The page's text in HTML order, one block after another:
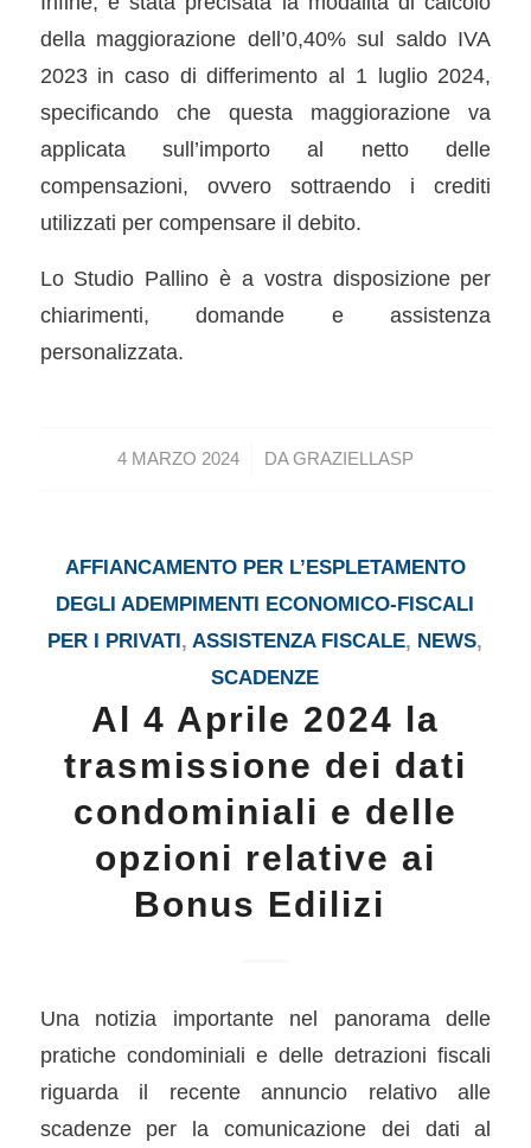
della maggiorazione dell’0,40% sul saldo IVA
2023 in caso di differimento al 1 luglio 2024,
specificando che questa maggiorazione va
applicata sull’importo al netto delle
compensazioni, ovvero sottraendo i crediti
utilizzati per compensare il debito.
Lo Studio Pallino è a vostra disposizione per
chiarimenti, domande e assistenza
personalizzata.
4 MARZO 2024
/ DAGRAZIELLASP
AFFIANCAMENTO PER L’ESPLETAMENTO
DEGLI ADEMPIMENTI ECONOMICO-FISCALI
PER I PRIVATI, ASSISTENZA FISCALE, NEWS,
SCADENZE
Al 4 Aprile 2024 la
trasmissione dei dati
condominiali e delle
opzioni relative ai
Bonus Edilizi
Una notizia importante nel panorama delle
pratiche condominiali e delle detrazioni fiscali
riguarda il recente annuncio relativo alle
scadenze per la comunicazione dei dati al